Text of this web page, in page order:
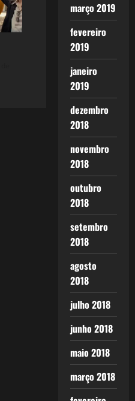
março 2019
fevereiro
2019
janeiro
2019
dezembro
2018
novembro
2018
outubro
2018
setembro
2018
agosto
2018
julho 2018
junho 2018
maio 2018
março 2018